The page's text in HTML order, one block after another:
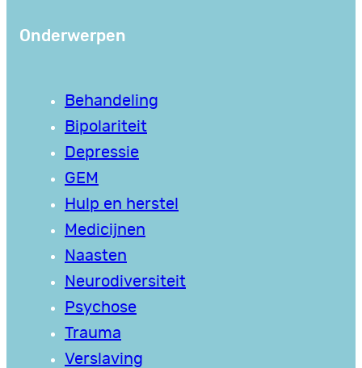
Onderwerpen
Behandeling
Bipolariteit
Depressie
GEM
Hulp en herstel
Medicijnen
Naasten
Neurodiversiteit
Psychose
Trauma
Verslaving